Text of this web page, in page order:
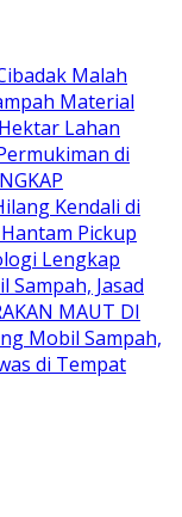
Malah
Material
Lahan
di
Kendali di
Pickup
Lengkap
Jasad
MAUT DI
Mobil Sampah,
di Tempat